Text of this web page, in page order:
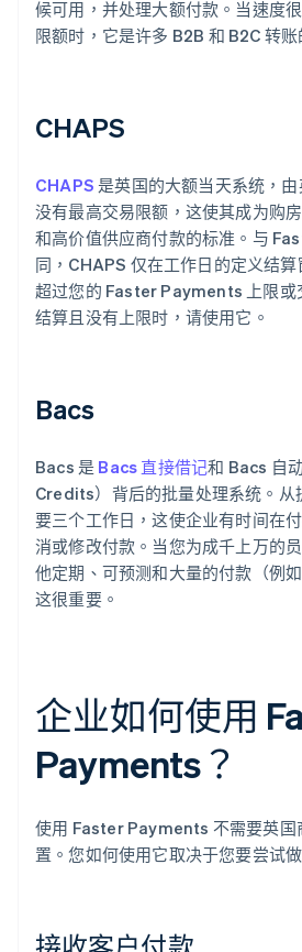
候可用，并处理大额付款。当速度
限额时，它是许多 B2B 和 B2C 转账
CHAPS
CHAPS 是英国的大额当天系统，
没有最高交易限额，这使其成为购
和高价值供应商付款的标准。与
同，CHAPS 仅在工作日的定义结
超过您的 Faster Payments 上限或
结算且没有上限时，请使用它。
Bacs
Bacs 是 Bacs 直接借记和 Bacs 自
Credits）背后的批量处理系统。从
要三个工作日，这使企业有时间在
消或修改付款。当您为成千上万的
他定期、可预测和大量的付款（例
这很重要。
企业如何使用
Payments？
使用 Faster Payments 不需要英国
置。您如何使用它取决于您要尝试